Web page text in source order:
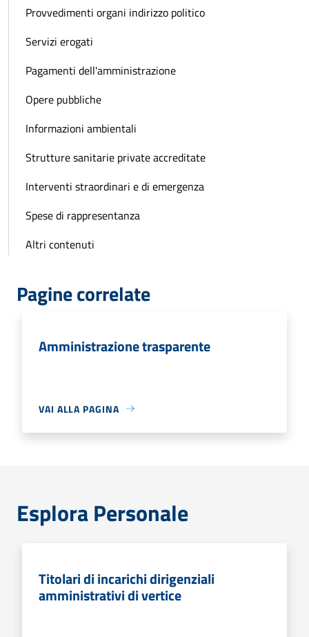
Provvedimenti organi indirizzo politico
Servizi erogati
Pagamenti dell'amministrazione
Opere pubbliche
Informazioni ambientali
Strutture sanitarie private accreditate
Interventi straordinari e di emergenza
Spese di rappresentanza
Altri contenuti
Pagine correlate
Amministrazione trasparente
VAI ALLA PAGINA
Esplora Personale
Titolari di incarichi dirigenziali
amministrativi di vertice